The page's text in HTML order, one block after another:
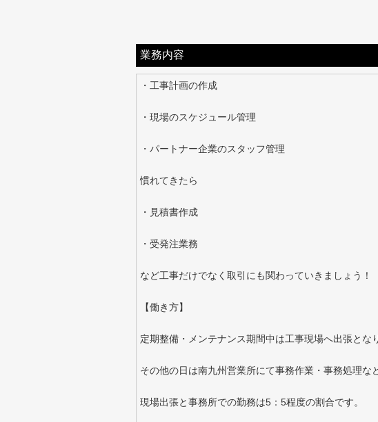
業務内容
・工事計画の作成
・現場のスケジュール管理
・パートナー企業のスタッフ管理
慣れてきたら
・見積書作成
・受発注業務
など工事だけでなく取引にも関わっていきましょう！
【働き方】
定期整備・メンテナンス期間中は工事現場へ出張とな
その他の日は南九州営業所にて事務作業・事務処理な
現場出張と事務所での勤務は5：5程度の割合です。